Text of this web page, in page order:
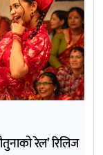
रेल’ रिलिज